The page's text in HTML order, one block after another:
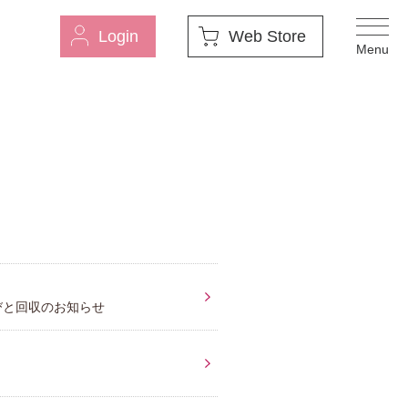
Login Web Store
回収のお知らせ